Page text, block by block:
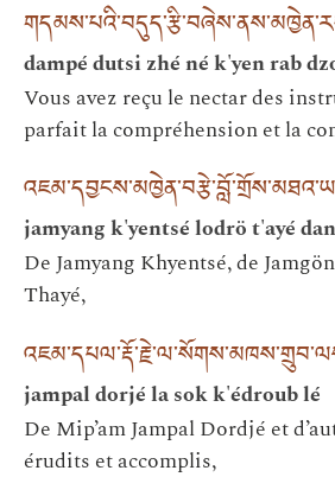
dampé dutsi zhé né k'yen rab
Vous avez reçu le nectar des
parfait la compréhension et la
jamyang k'yentsé lodrö t'ayé
De Jamyang Khyentsé, de
Thayé,
jampal dorjé la sok k'édroub lé
De Mip’am Jampal Dordjé et
érudits et accomplis,